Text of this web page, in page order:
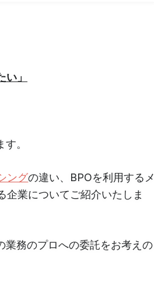
」
。
ングの違い、BPOを利用するメ
企業についてご紹介いたしま
業務のプロへの委託をお考えの